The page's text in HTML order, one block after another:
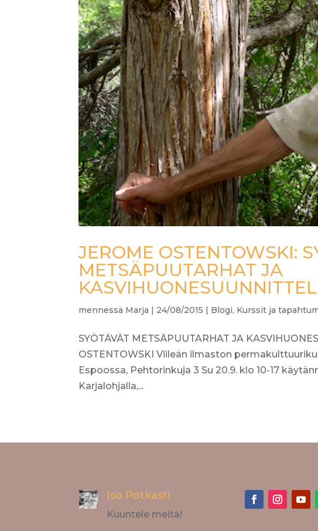
JEROME OSTENTOWSKI:
METSÄPUUTARHAT JA
mennessä Marja | 24/08/2015 | Blogi, Kurssit ja
SYÖTÄVÄT METSÄPUUTARHAT JA
OSTENTOWSKI Viileän ilmaston
Espoossa, Pehtorinkuja 3 Su 20.9. klo 10-17
Karjalohjalla,...
Iso Potkästi
Kuuntele meitä!